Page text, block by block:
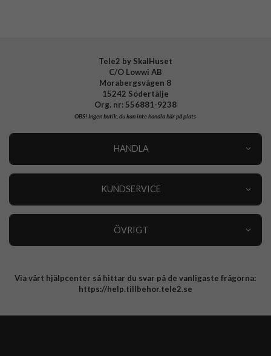
Tele2 by SkalHuset
C/O Lowwi AB
Morabergsvägen 8
15242 Södertälje
Org. nr: 556881-9238
OBS!Ingen butik, du kan inte handla här på plats
HANDLA
KUNDSERVICE
ÖVRIGT
Integritetspolicy
Via vårt hjälpcenter så hittar du svar på de vanligaste frågorna:
https://help.tillbehor.tele2.se